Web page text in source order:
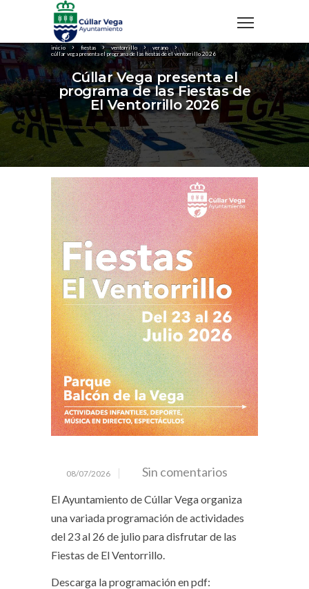
inicio fiestas ventorrillo
verano
cúllar vega presenta el programa de las fiestas de el ventorrillo 2026
Cúllar Vega presenta el
programa de las Fiestas de
El Ventorrillo 2026
08/07/2026 Sin comentarios
El Ayuntamiento de Cúllar Vega organiza
una variada programación de actividades
del 23 al 26 de julio para disfrutar de las
Fiestas de El Ventorrillo.
Descarga la programación en pdf: